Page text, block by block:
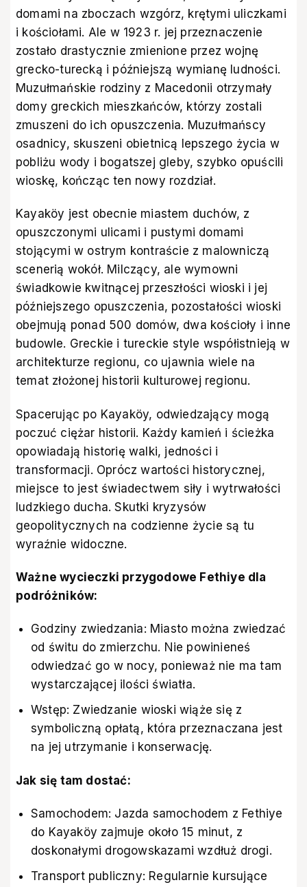
domami na zboczach wzgórz, krętymi uliczkami
i kościołami. Ale w 1923 r. jej przeznaczenie
zostało drastycznie zmienione przez wojnę
grecko-turecką i późniejszą wymianę ludności.
Muzułmańskie rodziny z Macedonii otrzymały
domy greckich mieszkańców, którzy zostali
zmuszeni do ich opuszczenia. Muzułmańscy
osadnicy, skuszeni obietnicą lepszego życia w
pobliżu wody i bogatszej gleby, szybko opuścili
wioskę, kończąc ten nowy rozdział.
Kayaköy jest obecnie miastem duchów, z
opuszczonymi ulicami i pustymi domami
stojącymi w ostrym kontraście z malowniczą
scenerią wokół. Milczący, ale wymowni
świadkowie kwitnącej przeszłości wioski i jej
późniejszego opuszczenia, pozostałości wioski
obejmują ponad 500 domów, dwa kościoły i inne
budowle. Greckie i tureckie style współistnieją w
architekturze regionu, co ujawnia wiele na
temat złożonej historii kulturowej regionu.
Spacerując po Kayaköy, odwiedzający mogą
poczuć ciężar historii. Każdy kamień i ścieżka
opowiadają historię walki, jedności i
transformacji. Oprócz wartości historycznej,
miejsce to jest świadectwem siły i wytrwałości
ludzkiego ducha. Skutki kryzysów
geopolitycznych na codzienne życie są tu
wyraźnie widoczne.
Ważne wycieczki przygodowe Fethiye dla
podróżników:
Godziny zwiedzania: Miasto można zwiedzać
od świtu do zmierzchu. Nie powinieneś
odwiedzać go w nocy, ponieważ nie ma tam
wystarczającej ilości światła.
Wstęp: Zwiedzanie wioski wiąże się z
symboliczną opłatą, która przeznaczana jest
na jej utrzymanie i konserwację.
Jak się tam dostać:
Samochodem: Jazda samochodem z Fethiye
do Kayaköy zajmuje około 15 minut, z
doskonałymi drogowskazami wzdłuż drogi.
Transport publiczny: Regularnie kursujące